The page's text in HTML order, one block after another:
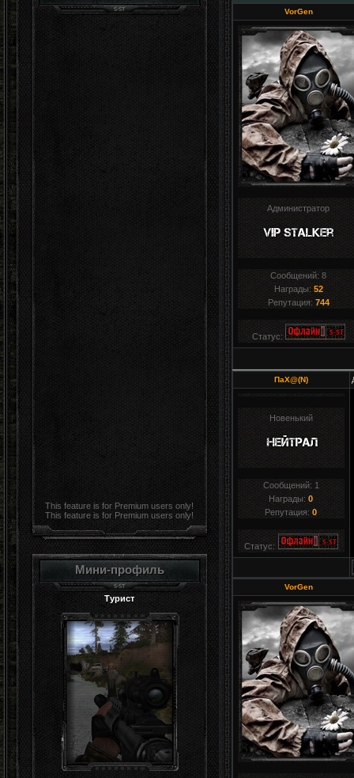
This feature is for Premium users only!
This feature is for Premium users only!
Мини-профиль
Турист
VorGen
Администратор
Сообщений:8
Награды: 52
Репутация: 744
Статус:
ПаХ@(N)
Новенький
Сообщений: 1
Награды:0
Репутация:0
Статус:
VorGen